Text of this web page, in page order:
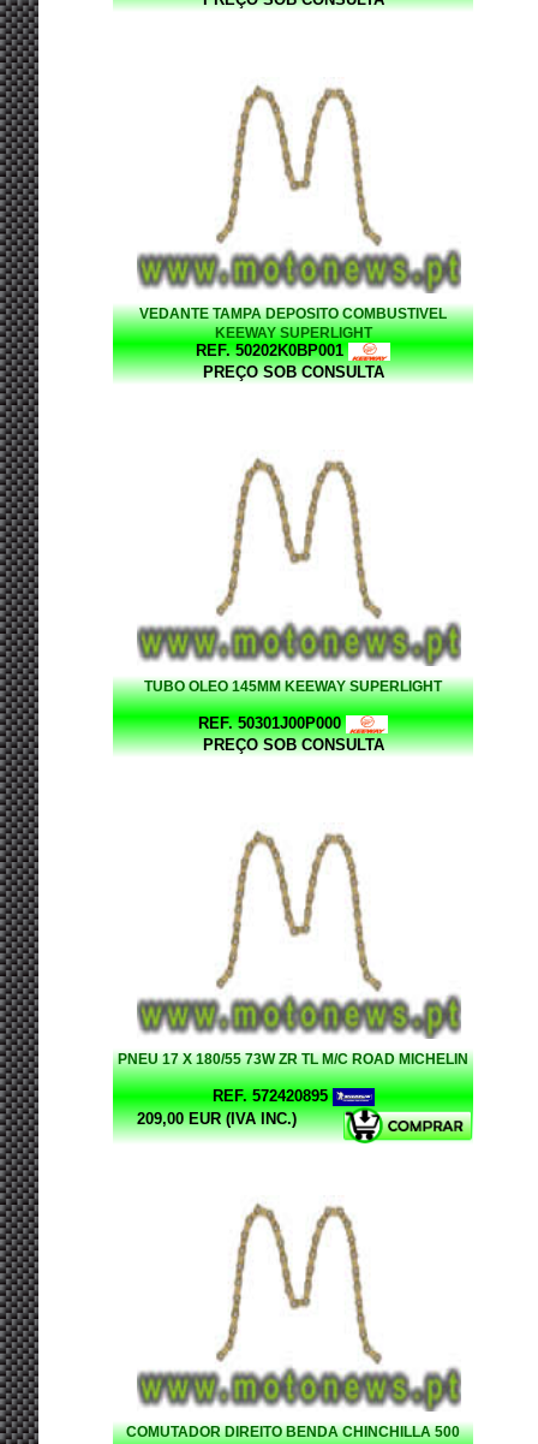
VEDANTE TAMPA DEPOSITO COMBUSTIVEL
KEEWAY SUPERLIGHT
REF. 50202K0BP001
PREÇO SOB CONSULTA
TUBO OLEO 145MM KEEWAY SUPERLIGHT
REF. 50301J00P000
PREÇO SOB CONSULTA
PNEU 17 X 180/55 73W ZR TL M/C ROAD MICHELIN
REF. 572420895
209,00 EUR (IVA INC.)
COMUTADOR DIREITO BENDA CHINCHILLA 500